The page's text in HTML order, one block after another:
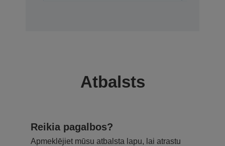
Atbalsts
Reikia pagalbos?
Apmeklējiet mūsu atbalsta lapu, lai atrastu